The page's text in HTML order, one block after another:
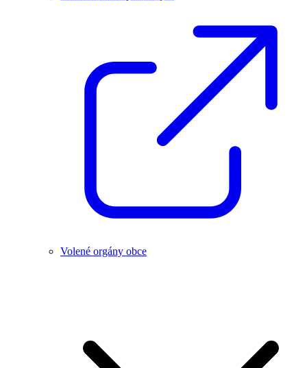
Volené orgány obce